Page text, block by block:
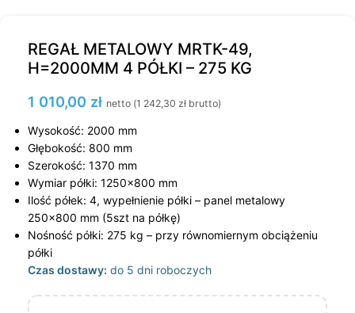
REGAŁ METALOWY MRTK-49,
H=2000MM 4 PÓŁKI – 275 KG
1 010,00 zł netto (1 242,30 zł brutto)
Wysokość: 2000 mm
Głębokość: 800 mm
Szerokość: 1370 mm
Wymiar półki: 1250×800 mm
Ilość półek: 4, wypełnienie półki – panel metalowy
250×800 mm (5szt na półkę)
Nośność półki: 275 kg – przy równomiernym obciążeniu
półki
Czas dostawy: do 5 dni roboczych